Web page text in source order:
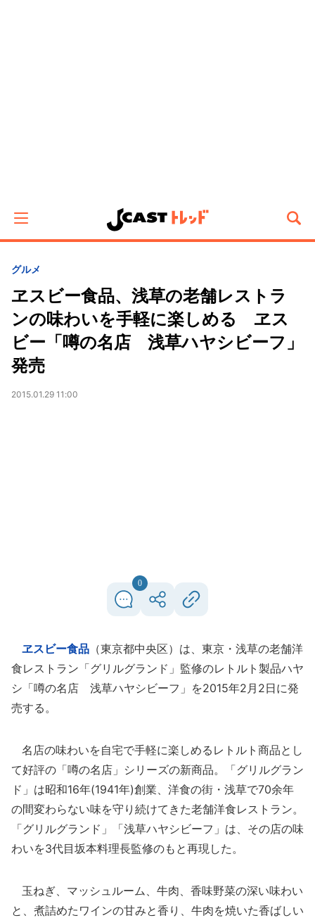
グルメ
ヱスビー食品、浅草の老舗レストラ
ンの味わいを手軽に楽しめる ヱス
ビー「噂の名店 浅草ハヤシビーフ」
発売
2015.01.29 11:00
0
ヱスビー食品 （東京都中央区）は、東京・浅草の老舗洋
食レストラン「グリルグランド」監修のレトルト製品ハヤ
シ「噂の名店 浅草ハヤシビーフ」を2015年2月2日に発
売する。
名店の味わいを自宅で手軽に楽しめるレトルト商品とし
て好評の「噂の名店」シリーズの新商品。「グリルグラン
ド」は昭和16年(1941年)創業、洋食の街・浅草で70余年
の間変わらない味を守り続けてきた老舗洋食レストラン。
「グリルグランド」「浅草ハヤシビーフ」は、その店の味
わいを3代目坂本料理長監修のもと再現した。
玉ねぎ、マッシュルーム、牛肉、香味野菜の深い味わい
と、煮詰めたワインの甘みと香り、牛肉を焼いた香ばしい